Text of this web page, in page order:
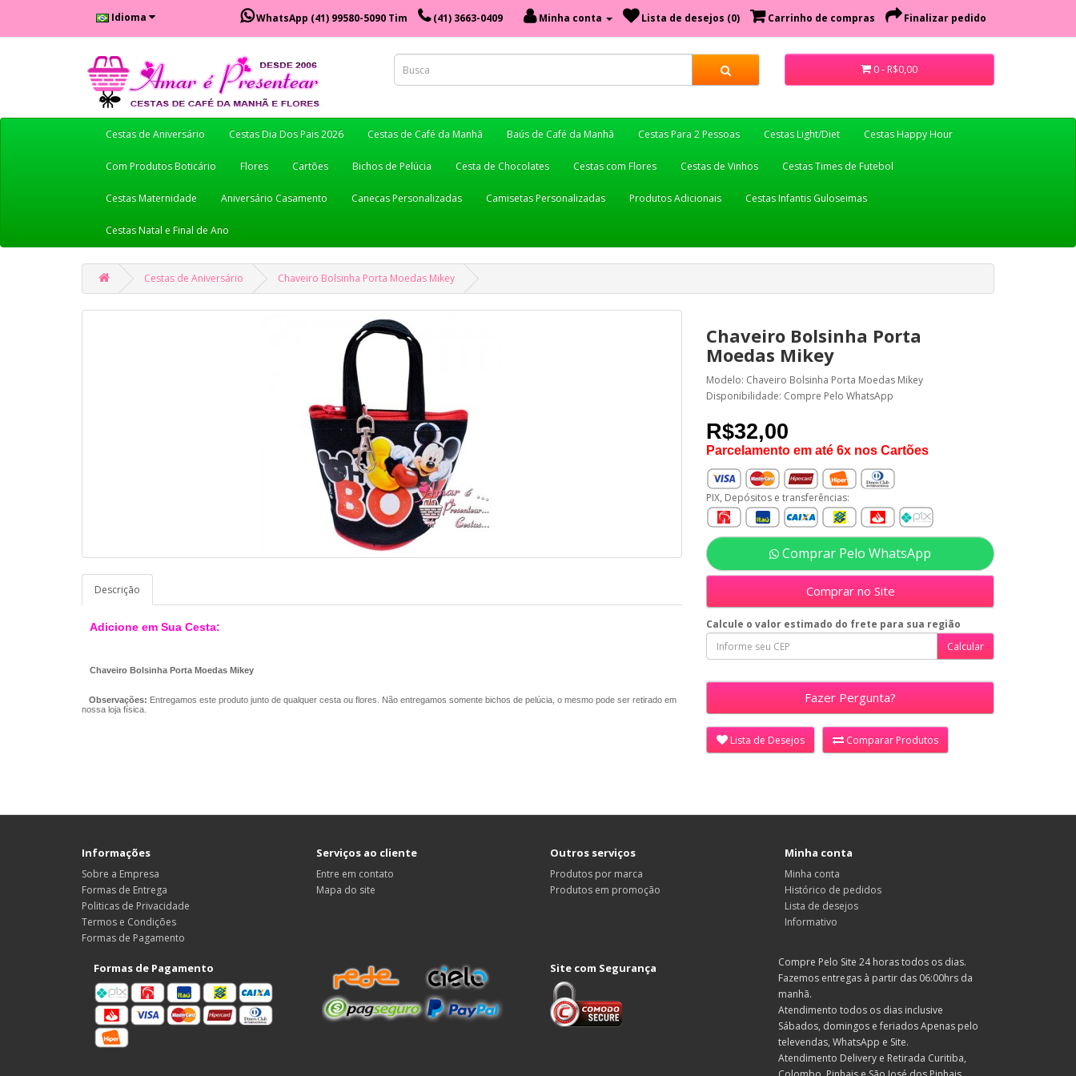
Idioma WhatsApp (41) 99580-5090 Tim (41) 3663-0409 Minha conta Lista de desejos (0) Carrinho de compras Finalizar pedido
0 - R$0,00
Cestas de Aniversário Cestas Dia Dos Pais 2026 Cestas de Café da Manhã Baús de Café da Manhã Cestas Para 2 Pessoas Cestas Light/Diet Cestas Happy Hour
Com Produtos Boticário Flores Cartões Bichos de Pelúcia Cesta de Chocolates Cestas com Flores Cestas de Vinhos Cestas Times de Futebol
Cestas Maternidade Aniversário Casamento Canecas Personalizadas Camisetas Personalizadas Produtos Adicionais Cestas Infantis Guloseimas
Cestas Natal e Final de Ano
Cestas de Aniversário Chaveiro Bolsinha Porta Moedas Mikey
Descrição
Adicione em Sua Cesta:
Chaveiro Bolsinha Porta Moedas Mikey
Observações: Entregamos este produto junto de qualquer cesta ou flores. Não entregamos somente bichos de pelúcia, o mesmo pode ser retirado em
nossa loja física.
Chaveiro Bolsinha Porta
Moedas Mikey
Modelo: Chaveiro Bolsinha Porta Moedas Mikey
Disponibilidade: Compre Pelo WhatsApp
R$32,00
Parcelamento em até 6x nos Cartões
PIX, Depósitos e transferências:
Comprar Pelo WhatsApp
Comprar no Site
Calcule o valor estimado do frete para sua região
Fazer Pergunta?
Lista de Desejos Comparar Produtos
Informações
Sobre a Empresa
Formas de Entrega
Politicas de Privacidade
Termos e Condições
Formas de Pagamento
Serviços ao cliente
Entre em contato
Mapa do site
Outros serviços
Produtos por marca
Produtos em promoção
Minha conta
Minha conta
Histórico de pedidos
Lista de desejos
Informativo
Formas de Pagamento Site com Segurança
Compre Pelo Site 24 horas todos os dias.
Fazemos entregas à partir das 06:00hrs da
manhã.
Atendimento todos os dias inclusive
Sábados, domingos e feriados Apenas pelo
televendas, WhatsApp e Site.
Atendimento Delivery e Retirada Curitiba,